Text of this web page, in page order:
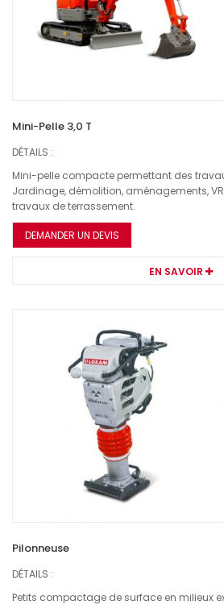
Mini-Pelle 3,0 T
DÉTAILS :
Mini-pelle compacte permettant des
Jardinage, démolition, aménagements,
travaux de terrassement.
DEMANDER UN DEVIS
EN SAVOIR
Pilonneuse
DÉTAILS :
Petits compactage de surface en milieux